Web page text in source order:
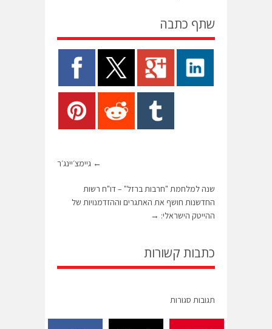
שתף כתבה
← גיימצ׳יינג׳ר
שנה למלחמת "חרבות ברזל" – דו"ח רשות
החדשנות חושף את האתגרים וההזדמנויות של
ההייטק הישראלי: →
כתבות קשורות
תגובות סגורות